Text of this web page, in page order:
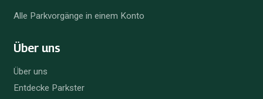
Alle Parkvorgänge in einem Konto
Über uns
Über uns
Entdecke Parkster